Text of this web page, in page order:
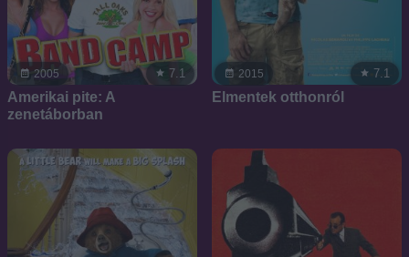
2005 7.1
Amerikai pite: A
zenetáborban
2015 7.1
Elmentek otthonról